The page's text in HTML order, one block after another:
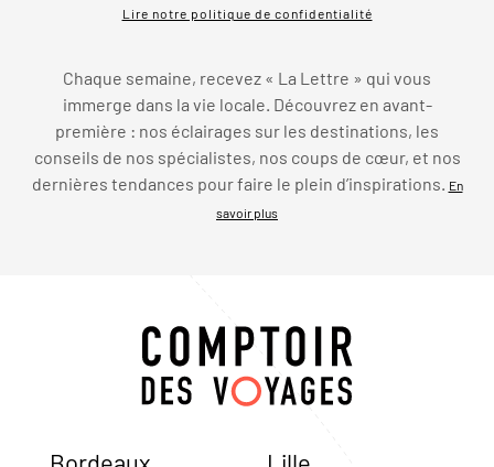
Lire notre politique de confidentialité
Chaque semaine, recevez « La Lettre » qui vous
immerge dans la vie locale. Découvrez en avant-
première : nos éclairages sur les destinations, les
conseils de nos spécialistes, nos coups de cœur, et nos
dernières tendances pour faire le plein d’inspirations. En
savoir plus